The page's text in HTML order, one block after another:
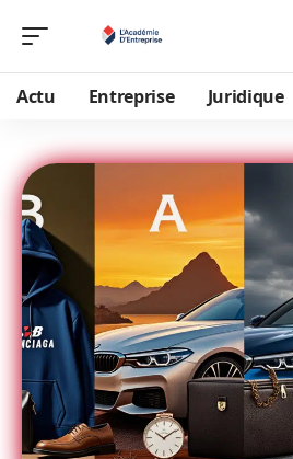
Actu Entreprise Juridique